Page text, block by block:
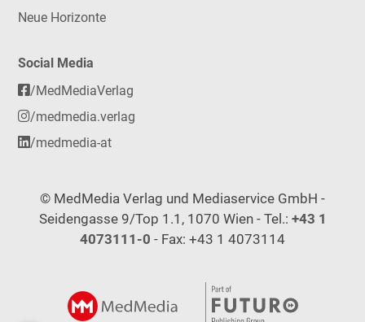
Neue Horizonte
Social Media
/MedMediaVerlag
/medmedia.verlag
/medmedia-at
© MedMedia Verlag und Mediaservice GmbH -
Seidengasse 9/Top 1.1, 1070 Wien - Tel.: +43 1
4073111-0 - Fax: +43 1 4073114